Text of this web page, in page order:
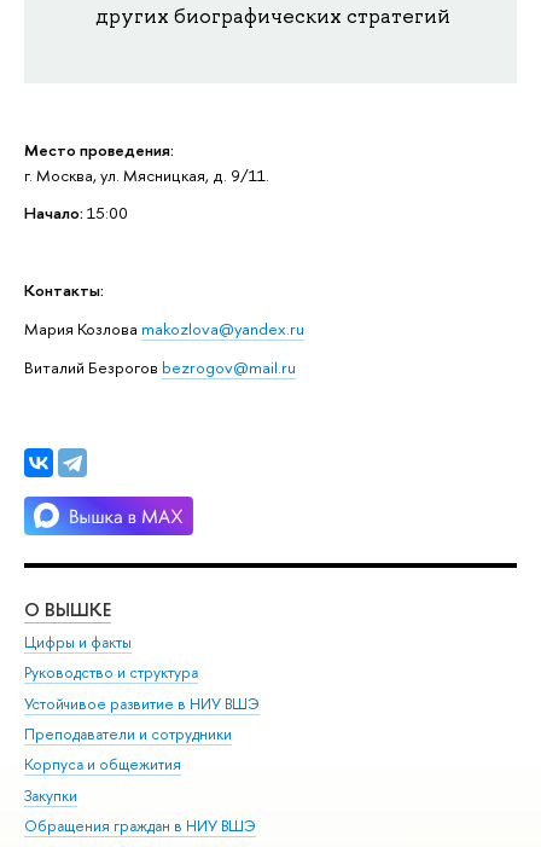
Место проведения:
г. Москва, ул. Мясницкая, д. 9/11.
Начало: 15:00
Контакты:
Мария Козлова makozlova@yandex.ru
Виталий Безрогов bezrogov@mail.ru
других биографических стратегий
О ВЫШКЕ
Цифры и факты
Руководство и структура
Устойчивое развитие в НИУ ВШЭ
Преподаватели и сотрудники
Корпуса и общежития
Закупки
Обращения граждан в НИУ ВШЭ